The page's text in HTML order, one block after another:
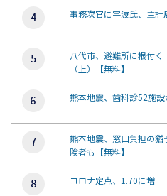
事務次官に宇波氏、主
八代市、避難所に根付
（上）【無料】
熊本地震、歯科診52施
熊本地震、窓口負担の
険者も【無料】
コロナ定点、1.70に増